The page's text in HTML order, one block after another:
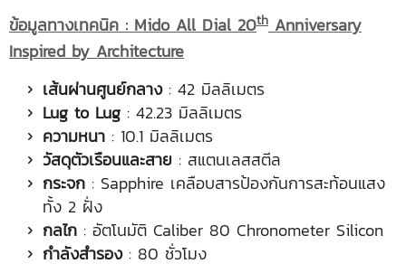
ข้อมูลทางเทคนิค : Mido All Dial 20th Anniversary
Inspired by Architecture
เส้นผ่านศูนย์กลาง: 42 มิลลิเมตร
Lug to Lug : 42.23 มิลลิเมตร
ความหนา : 10.1 มิลลิเมตร
วัสดุตัวเรือนและสาย : สแตนเลสสตีล
กระจก : Sapphire เคลือบสารป้องกันการสะท้อนแสง
ทั้ง 2 ฝั่ง
กลไก : อัตโนมัติ Caliber 80 Chronometer Silicon
กำลังสำรอง: 80 ชั่วโมง